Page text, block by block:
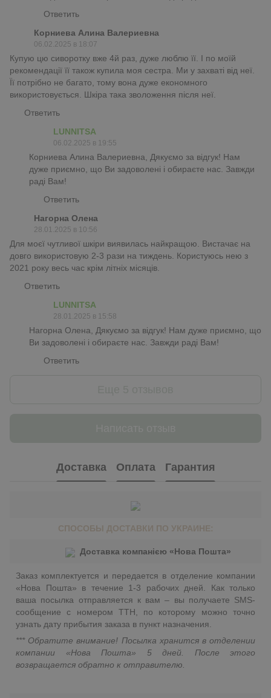
Ответить
Корниева Алина Валериевна
06.02.2025 в 18:07
Купую цю сиворотку вже 4й раз, дуже люблю її. І по моїй
рекомендації її також купила моя сестра. Ми у захваті від неї.
Її потрібно не багато, тому вона дуже економного
використовується. Шкіра така зволоження після неї.
Ответить
LUNNITSA
06.02.2025 в 19:55
Корниева Алина Валериевна, Дякуємо за відгук! Нам
дуже приємно, що Ви задоволені і обираєте нас. Завжди
раді Вам!
Ответить
Нагорна Олена
28.01.2025 в 10:56
Для моєї чутливої шкіри виявилась найкращою. Вистачає на
довго використовую 2-3 рази на тиждень. Користуюсь нею з
2021 року весь час крім літніх місяців.
Ответить
LUNNITSA
28.01.2025 в 15:58
Нагорна Олена, Дякуємо за відгук! Нам дуже приємно, що
Ви задоволені і обираєте нас. Завжди раді Вам!
Ответить
Доставка Оплата Гарантия
СПОСОБЫ ДОСТАВКИ ПО УКРАИНЕ:
Доставка компанією «Нова Пошта»
Заказ комплектуется и передается в отделение компании
«Нова Пошта» в течение 1-3 рабочих дней. Как только
ваша посылка отправляется к вам – вы получаете SMS-
сообщение с номером ТТН, по которому можно точно
узнать дату прибытия заказа в пункт назначения.
*** Обратите внимание! Посылка хранится в отделении
компании «Нова Пошта» 5 дней. После этого
возвращается обратно к отправителю.